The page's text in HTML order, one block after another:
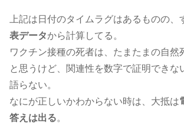
上記は日付のタイムラグはあるものの、
表データから計算してる。
ワクチン接種の死者は、たまたまの自然
と思うけど、関連性を数字で証明できな
語らない。
なにが正しいかわからない時は、大抵は
答えは出る。